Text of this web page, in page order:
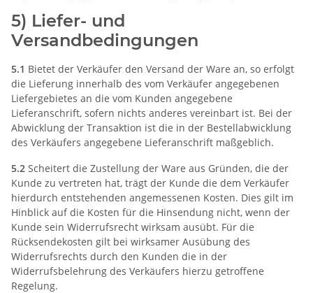
5) Liefer- und
Versandbedingungen
5.1 Bietet der Verkäufer den Versand der Ware an, so erfolgt
die Lieferung innerhalb des vom Verkäufer angegebenen
Liefergebietes an die vom Kunden angegebene
Lieferanschrift, sofern nichts anderes vereinbart ist. Bei der
Abwicklung der Transaktion ist die in der Bestellabwicklung
des Verkäufers angegebene Lieferanschrift maßgeblich.
5.2 Scheitert die Zustellung der Ware aus Gründen, die der
Kunde zu vertreten hat, trägt der Kunde die dem Verkäufer
hierdurch entstehenden angemessenen Kosten. Dies gilt im
Hinblick auf die Kosten für die Hinsendung nicht, wenn der
Kunde sein Widerrufsrecht wirksam ausübt. Für die
Rücksendekosten gilt bei wirksamer Ausübung des
Widerrufsrechts durch den Kunden die in der
Widerrufsbelehrung des Verkäufers hierzu getroffene
Regelung.